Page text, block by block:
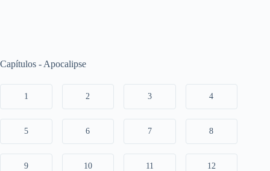
Capítulos - Apocalipse
1 2 3 4
5 6 7 8
9 10 11 12